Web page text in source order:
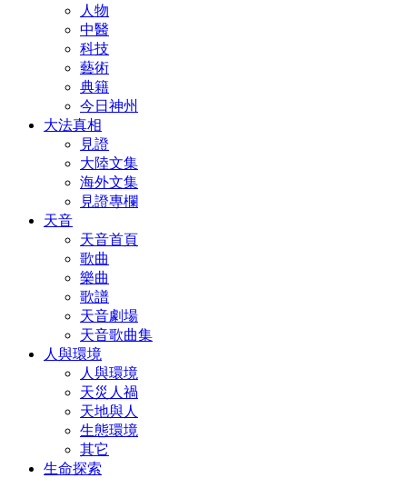
人物
中醫
科技
藝術
典籍
今日神州
大法真相
見證
大陸文集
海外文集
見證專欄
天音
天音首頁
歌曲
樂曲
歌譜
天音劇場
天音歌曲集
人與環境
人與環境
天災人禍
天地與人
生態環境
其它
生命探索